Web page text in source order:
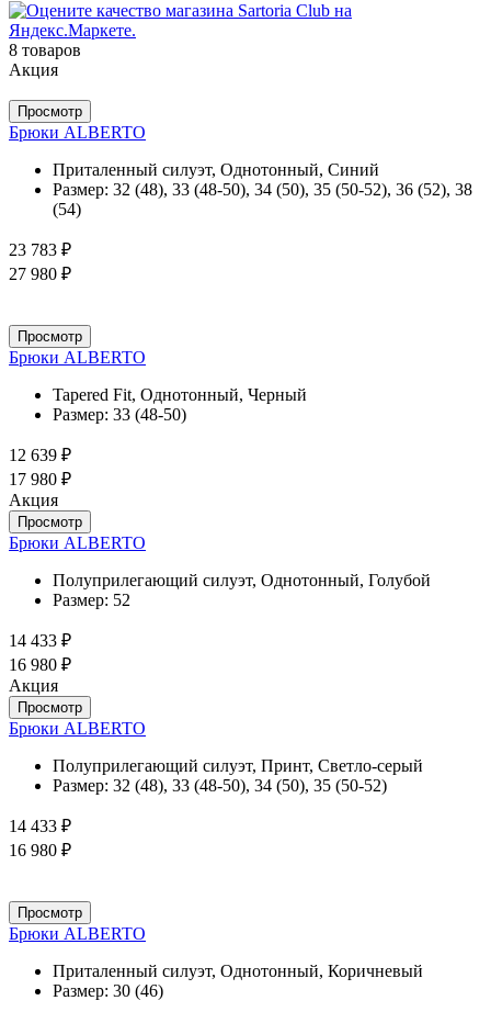
8 товаров
Акция
Просмотр
Брюки ALBERTO
Приталенный силуэт, Однотонный, Синий
Размер: 32 (48), 33 (48-50), 34 (50), 35 (50-52), 36 (52), 38
(54)
23 783 ₽
27 980 ₽
Просмотр
Брюки ALBERTO
Tapered Fit, Однотонный, Черный
Размер: 33 (48-50)
12 639 ₽
17 980 ₽
Акция
Просмотр
Брюки ALBERTO
Полуприлегающий силуэт, Однотонный, Голубой
Размер: 52
14 433 ₽
16 980 ₽
Акция
Просмотр
Брюки ALBERTO
Полуприлегающий силуэт, Принт, Светло-серый
Размер: 32 (48), 33 (48-50), 34 (50), 35 (50-52)
14 433 ₽
16 980 ₽
Просмотр
Брюки ALBERTO
Приталенный силуэт, Однотонный, Коричневый
Размер: 30 (46)